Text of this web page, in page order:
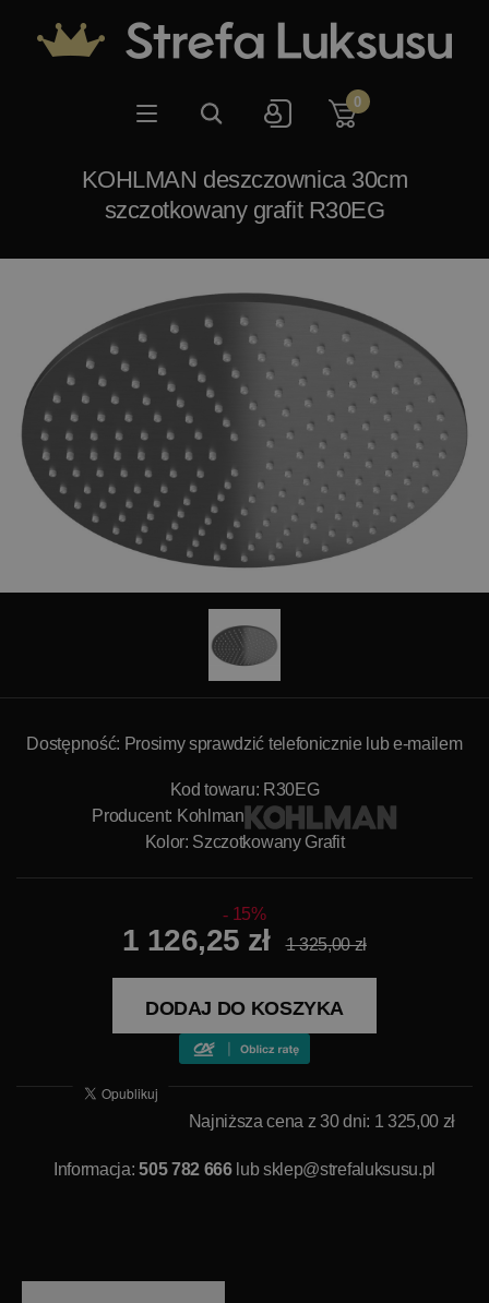
0
KOHLMAN deszczownica 30cm
szczotkowany grafit R30EG
Dostępność: Prosimy sprawdzić telefonicznie lub e-mailem
Kod towaru: R30EG
Producent: Kohlman
Kolor: Szczotkowany Grafit
15%
1 126,25 zł 1 325,00 zł
DODAJ DO KOSZYKA
Najniższa cena z 30 dni: 1 325,00 zł
Informacja:505 782 666lubsklep@strefaluksusu.pl